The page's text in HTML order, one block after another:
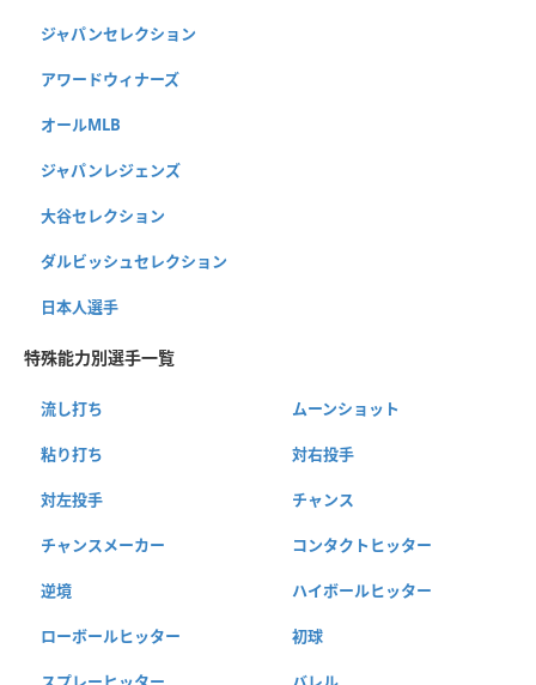
ジャパンセレクション
アワードウィナーズ
オールMLB
ジャパンレジェンズ
大谷セレクション
ダルビッシュセレクション
日本人選手
特殊能力別選手一覧
流し打ち ムーンショット
粘り打ち 対右投手
対左投手 チャンス
チャンスメーカー コンタクトヒッター
逆境 ハイボールヒッター
ローボールヒッター 初球